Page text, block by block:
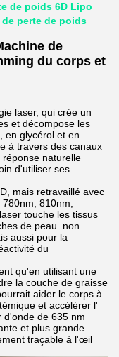
de poids 6D Lipo
de perte de poids
de
du corps et
laser, qui crée un
et décompose les
en glycérol et en
à travers des canaux
naturelle
d'utiliser ses
mais retravaillé avec
810nm,
touche les tissus
de peau. non
aussi pour la
du
qu'en utilisant une
la couche de graisse
aider le corps à
et accélérer l'
d'onde de 635 nm
et plus grande
traçable à l'œil